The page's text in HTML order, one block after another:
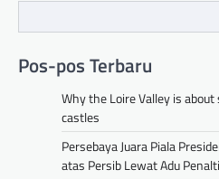
Pos-pos Terbaru
Why the Loire Valley is
castles
Persebaya Juara Piala
atas Persib Lewat Adu Penalti